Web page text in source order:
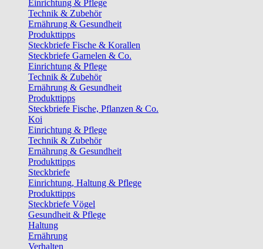
Einrichtung & Pflege
Technik & Zubehör
Ernährung & Gesundheit
Produkttipps
Steckbriefe Fische & Korallen
Steckbriefe Garnelen & Co.
Einrichtung & Pflege
Technik & Zubehör
Ernährung & Gesundheit
Produkttipps
Steckbriefe Fische, Pflanzen & Co.
Koi
Einrichtung & Pflege
Technik & Zubehör
Ernährung & Gesundheit
Produkttipps
Steckbriefe
Einrichtung, Haltung & Pflege
Produkttipps
Steckbriefe Vögel
Gesundheit & Pflege
Haltung
Ernährung
Verhalten